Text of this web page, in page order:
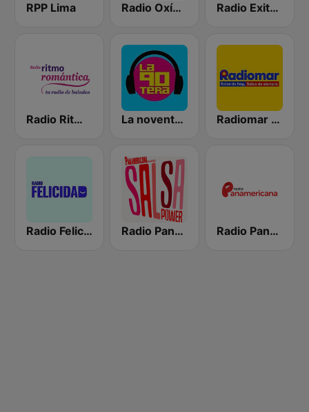
RPP Lima Radio Oxígeno Radio Exitosa
Radio Ritmo Romántica La noventera Radiomar 106.3 FM
Radio Felicidad Radio Panamericana - Salsa Power Radio Panamericana